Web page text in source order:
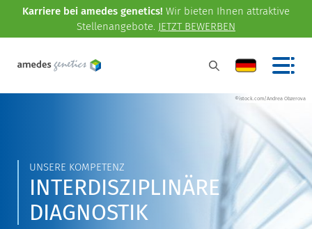
Karriere bei amedes genetics! Wir bieten Ihnen attraktive
Stellenangebote. JETZT BEWERBEN
©istock.com/Andrea Obzerova
UNSERE KOMPETENZ
INTERDISZIPLINÄRE
DIAGNOSTIK